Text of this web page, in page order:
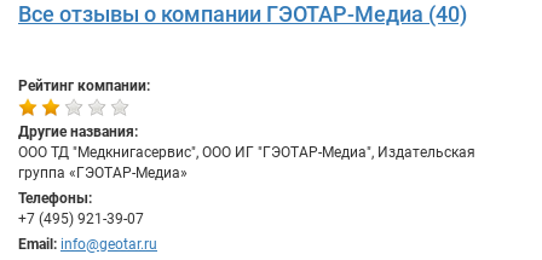
Все отзывы о компании ГЭОТАР-Медиа (40)
Рейтинг компании:
Другие названия:
ООО ТД "Медкнигасервис", ООО ИГ "ГЭОТАР-Медиа", Издательская
группа «ГЭОТАР-Медиа»
Телефоны:
+7 (495) 921-39-07
Email: info@geotar.ru